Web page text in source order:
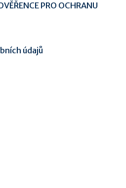
PRO OCHRANU
údajů